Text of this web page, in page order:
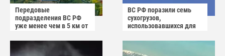
Передовые
подразделения ВС РФ
уже менее чем в 5 км от
Славянска
ВС РФ поразили семь
сухогрузов,
использовавшихся для